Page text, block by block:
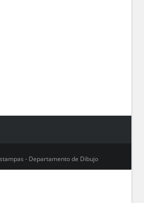
- Departamento de Dibujo